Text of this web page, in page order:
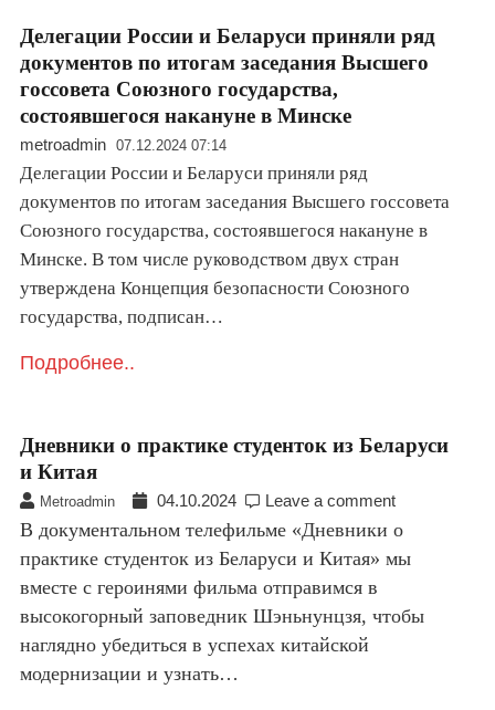
Делегации России и Беларуси приняли ряд
документов по итогам заседания Высшего
госсовета Союзного государства,
состоявшегося накануне в Минске
metroadmin 07.12.2024 07:14
Делегации России и Беларуси приняли ряд
документов по итогам заседания Высшего госсовета
Союзного государства, состоявшегося накануне в
Минске. В том числе руководством двух стран
утверждена Концепция безопасности Союзного
государства, подписан…
Подробнее..
Дневники о практике студенток из Беларуси
и Китая
Metroadmin 04.10.2024 Leave a comment
В документальном телефильме «Дневники о
практике студенток из Беларуси и Китая» мы
вместе с героинями фильма отправимся в
высокогорный заповедник Шэньнунцзя, чтобы
наглядно убедиться в успехах китайской
модернизации и узнать…